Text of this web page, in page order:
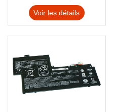
Voir les détails